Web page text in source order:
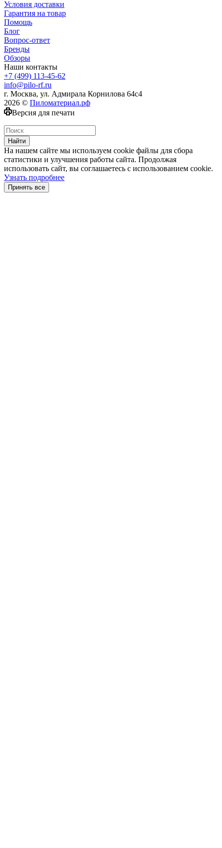
Условия доставки
Гарантия на товар
Помощь
Блог
Вопрос-ответ
Бренды
Обзоры
Наши контакты
+7 (499) 113-45-62
info@pilo-rf.ru
г. Москва, ул. Адмирала Корнилова 64с4
2026 © Пиломатериал.рф
Версия для печати
Найти
На нашем сайте мы используем cookie файлы для сбора
статистики и улучшения работы сайта. Продолжая
использовать сайт, вы соглашаетесь с использованием cookie.
Узнать подробнее
Принять все